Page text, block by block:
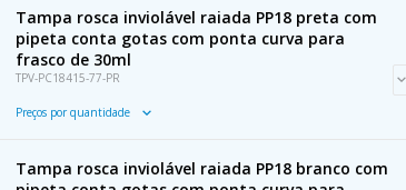
Tampa rosca inviolável raiada PP18 preta com
pipeta conta gotas com ponta curva para
frasco de 30ml
TPV-PC18415-77-PR
Preços por quantidade
Tampa rosca inviolável raiada PP18 branco com